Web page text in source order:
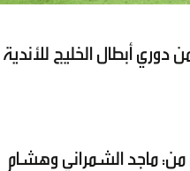
دوري أبطال الخليج للأندية
من: ماجد الشمراني وهشام